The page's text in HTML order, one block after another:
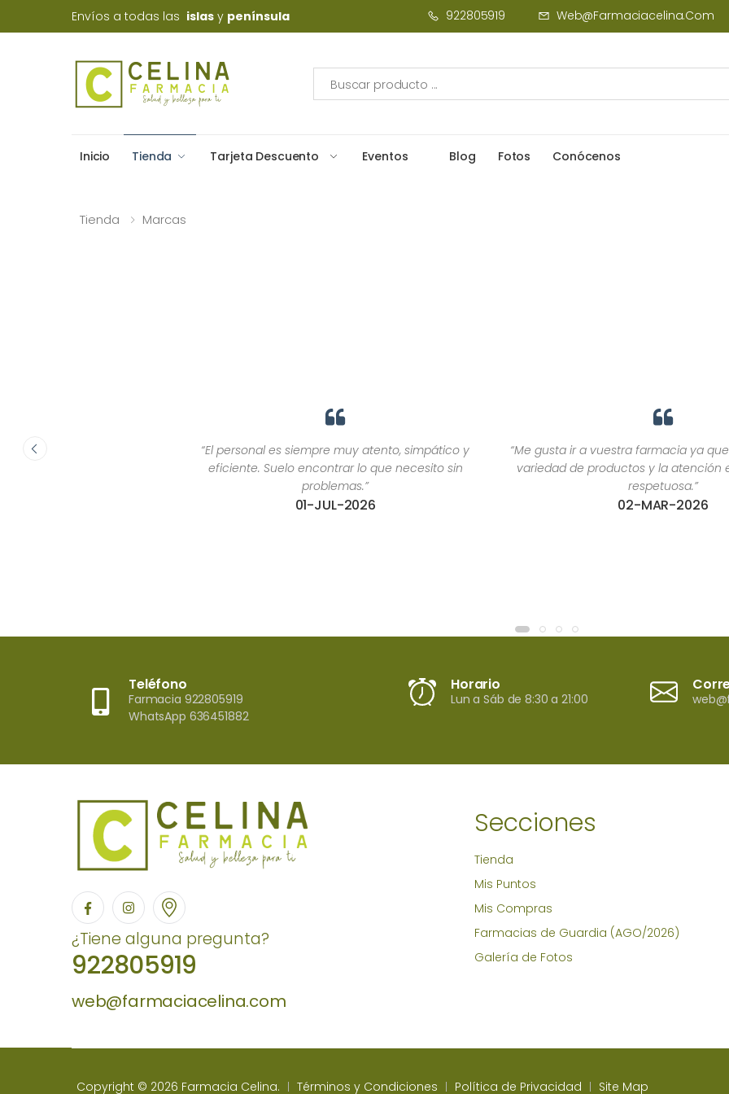
Envíos a todas las islas y península 922805919 Web@farmaciacelina.com
Inicio Tienda Tarjeta Descuento Eventos Blog Fotos Conócenos
Tienda Marcas
“El personal es siempre muy atento, simpático y
eficiente. Suelo encontrar lo que necesito sin
“Me gusta ir a vuestra farmacia ya que tiene una gran
variedad de productos y la atención es agradable y
Teléfono
Farmacia 922805919
WhatsApp 636451882
Horario
Lun a Sáb de 8:30 a 21:00
¿Tiene alguna pregunta?
922805919
web@farmaciacelina.com
Secciones
Tienda
Mis Puntos
Mis Compras
Farmacias de Guardia (AGO/2026)
Galería de Fotos
Copyright © 2026 Farmacia Celina. Términos y Condiciones Política de Privacidad Site Map